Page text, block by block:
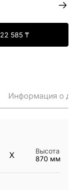
22 585 ₸
Информация о
X
Высота
870 мм